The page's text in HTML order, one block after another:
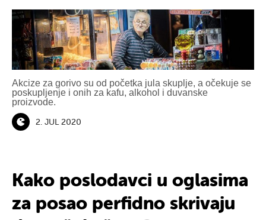
Akcize za gorivo su od početka jula skuplje, a očekuje se
poskupljenje i onih za kafu, alkohol i duvanske
proizvode.
2. JUL 2020
Kako poslodavci u oglasima
za posao perfidno skrivaju